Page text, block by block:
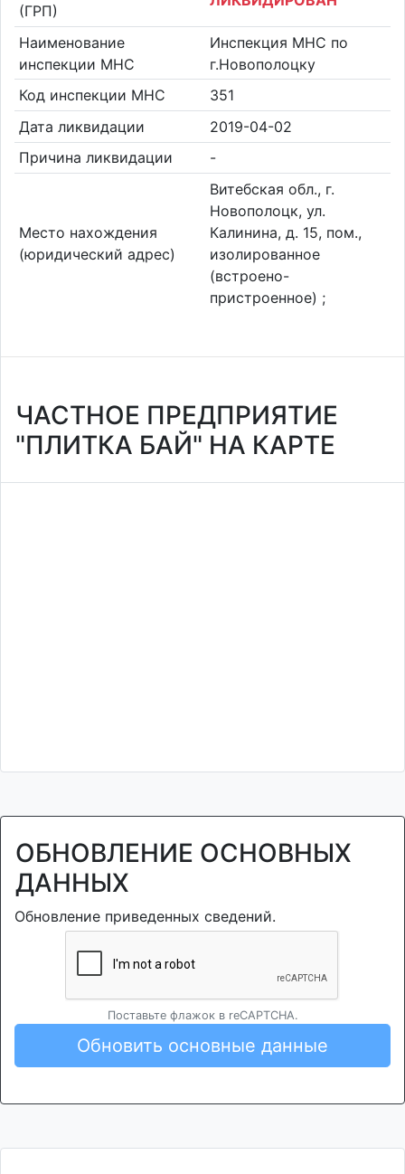
(ГРП)
Наименование
инспекции МНС
Инспекция МНС по
г.Новополоцку
Код инспекции МНС
351
Дата ликвидации
2019-04-02
Причина ликвидации
-
Место нахождения
(юридический адрес)
Витебская обл., г.
Новополоцк, ул.
Калинина, д. 15, пом.,
изолированное
(встроено-
пристроенное) ;
ЧАСТНОЕ ПРЕДПРИЯТИЕ
"ПЛИТКА БАЙ" НА КАРТЕ
ОБНОВЛЕНИЕ ОСНОВНЫХ
ДАННЫХ
Обновление приведенных сведений.
Поставьте флажок в reCAPTCHA.
Обновить основные данные